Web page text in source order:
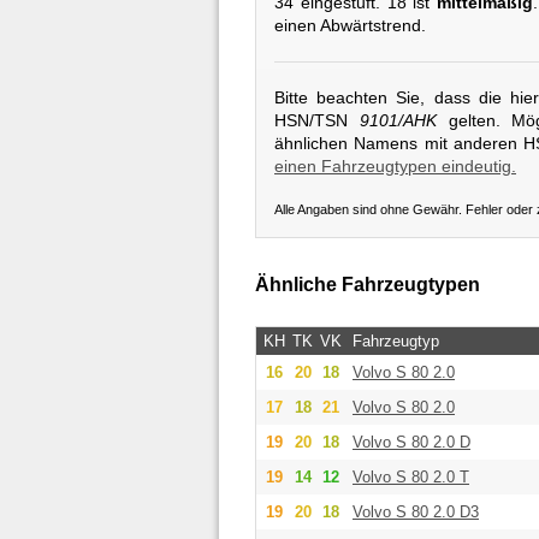
einen Abwärtstrend.
Bitte beachten Sie, dass die
HSN/TSN 9101/AHKgelten.
ähnlichen Namens mit anderen
einen Fahrzeugtypen eindeutig.
Alle Angaben sind ohne Gewähr. Fehler
Ähnliche Fahrzeugtypen
KH TK VK
Fahrzeugtyp
16
20 18 Volvo S 80 2.0
17
18 21 Volvo S 80 2.0
19
20 18 Volvo S 80 2.0 D
19
14 12 Volvo S 80 2.0 T
19
20 18 Volvo S 80 2.0 D3